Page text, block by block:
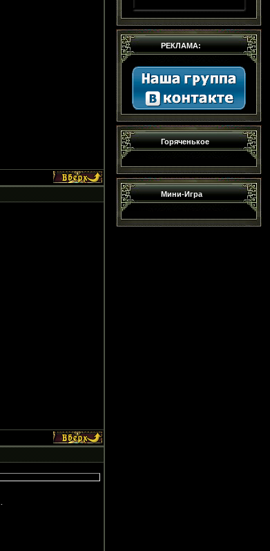
РЕКЛАМА:
Горяченькое
Мини-Игра